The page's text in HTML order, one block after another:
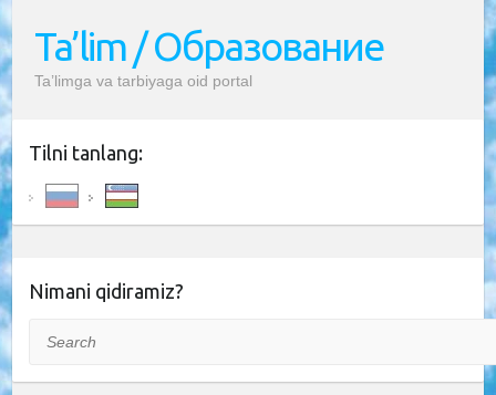
Ta’lim / Образование
Ta’limga va tarbiyaga oid portal
Tilni tanlang:
Nimani qidiramiz?